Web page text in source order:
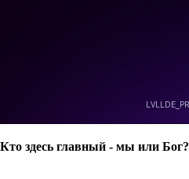
Кто здесь главный - мы или Бог?